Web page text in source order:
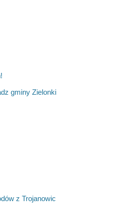
gminy Zielonki
z Trojanowic